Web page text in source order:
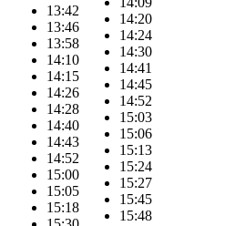
13:42
13:46
13:58
14:10
14:15
14:26
14:28
14:40
14:43
14:52
15:00
15:05
15:18
14:20
14:24
14:30
14:41
14:45
14:52
15:03
15:06
15:13
15:24
15:27
15:45
15:48